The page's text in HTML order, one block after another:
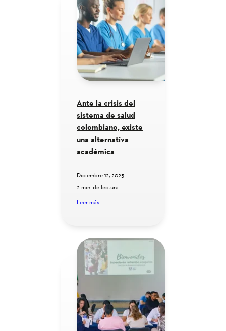
Ante la crisis del
sistema de salud
colombiano, existe
una alternativa
académica
Diciembre 12, 2025|
2 min. de lectura
Leer más